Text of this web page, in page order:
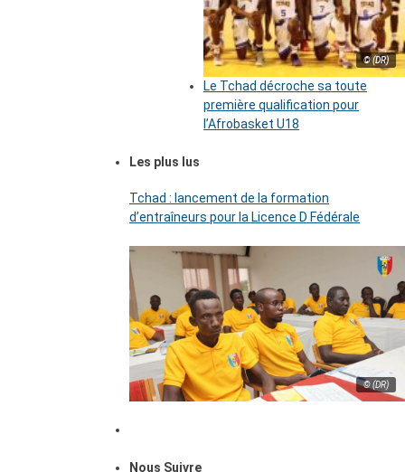
© (DR)
Le Tchad décroche sa toute
première qualification pour
l’Afrobasket U18
Les plus lus
Tchad : lancement de la formation
d’entraîneurs pour la Licence D Fédérale
© (DR)
Nous Suivre